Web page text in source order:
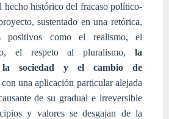
hecho histórico del fracaso político-
sustentado en una retórica,
positivos como el realismo, el
el respeto al pluralismo, la
la sociedad y el cambio de
una aplicación particular alejada
de su gradual e irreversible
y valores se desgajan de la